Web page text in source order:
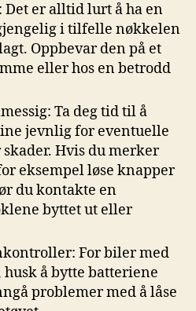
er alltid lurt å ha en
i‌ tilfelle nøkkelen
Oppbevar den⁣ på et
eller hos en betrodd
‍Ta deg tid til å
jevnlig for ⁢eventuelle
⁢Hvis ⁢du merker
eksempel⁢ løse knapper⁤
du kontakte en
byttet ut ⁤eller
For biler med
å bytte batteriene⁤
problemer med å låse